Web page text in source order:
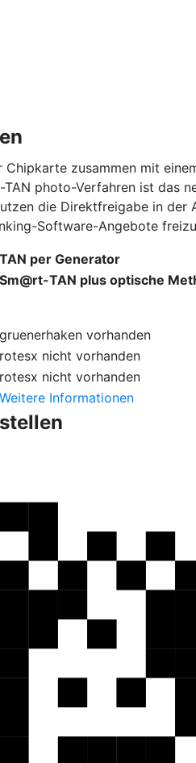
zusammen mit
photo-Verfahren ist das
die Direktfreigabe in der
Software-Angebote
TAN per Generator
Sm@rt-TAN plus optische
gruenerhaken vorhanden
rotesx nicht vorhanden
rotesx nicht vorhanden
Weitere Informationen